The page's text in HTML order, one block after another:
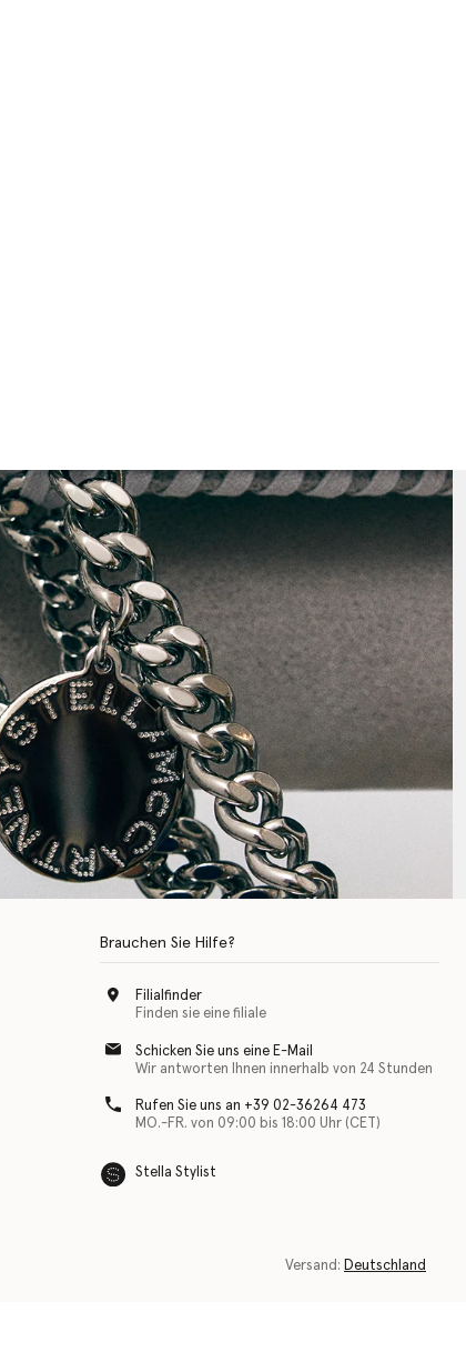
Brauchen Sie Hilfe?
Filialfinder
Finden sie eine filiale
Schicken Sie uns eine E-Mail
Wir antworten Ihnen innerhalb von 24 Stunden
Rufen Sie uns an +39 02-36264 473
MO.-FR. von 09:00 bis 18:00 Uhr (CET)
Stella Stylist
Versand: Deutschland